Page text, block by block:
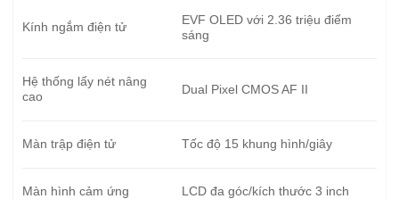
Kính ngắm điện tử
EVF OLED với 2.36 triệu điểm
sáng
Hệ thống lấy nét nâng
cao
Dual Pixel CMOS AF II
Màn trập điện tử Tốc độ 15 khung hình/giây
Màn hình cảm ứng LCD đa góc/kích thước 3 inch